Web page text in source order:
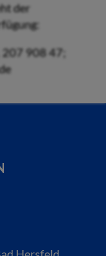
der
207 908 47;